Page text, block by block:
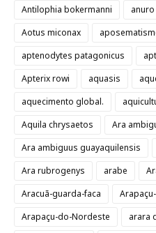
Antilophia bokermanni
anuro
Aotus miconax
aptenodytes patagonicus
Apterix rowi
aquasis
aquecimento global.
Aquila chrysaetos
Ara
Ara ambiguus guayaquilensis
Ara rubrogenys
arabe
Aracuã-guarda-faca
Arapaçu-do-Nordeste
arara